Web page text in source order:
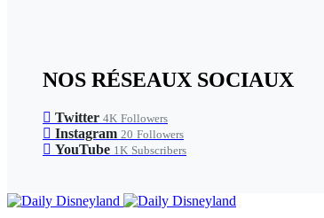
NOS RÉSEAUX SOCIAUX
Twitter 4K Followers
Instagram 20 Followers
YouTube 1K Subscribers